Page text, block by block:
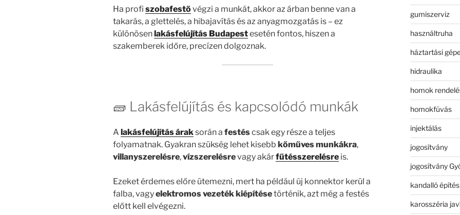
Ha profi szobafestővégzi a munkát, akkor az árban benne van a
takarás, a glettelés, a hibajavítás és az anyagmozgatás is – ez
különösen lakásfelújítás Budapestesetén fontos, hiszen a
szakemberek időre, precízen dolgoznak.
🧱 Lakásfelújítás és kapcsolódó munkák
A lakásfelújítás árak során a festéscsak egy része a teljes
folyamatnak. Gyakran szükség lehet kisebb kőműves munkákra,
villanyszerelésre,vízszerelésrevagy akárfűtésszerelésre is.
Ezeket érdemes előre ütemezni, mert ha például új konnektor kerül a
falba, vagyelektromos vezeték kiépítésetörténik, azt még a festés
előtt kell elvégezni.
gumiszerviz
használtruha
háztartási
hidraulika
homok
homokfúvás
injektálás
jogosítvány
jogosítvány
kandalló építés
karosszéria